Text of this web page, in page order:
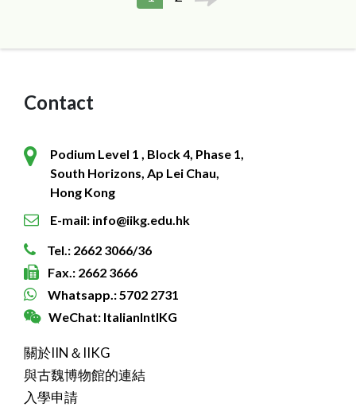
Contact
Podium Level 1 , Block 4, Phase 1,
South Horizons, Ap Lei Chau,
Hong Kong
E-mail: info@iikg.edu.hk
Tel.: 2662 3066/36
Fax.: 2662 3666
Whatsapp.: 5702 2731
WeChat: ItalianIntlKG
關於IIN＆IIKG
與古魏博物館的連結
入學申請